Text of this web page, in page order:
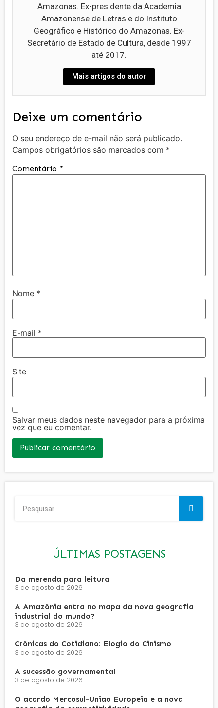
Amazonas. Ex-presidente da Academia
Amazonense de Letras e do Instituto
Geográfico e Histórico do Amazonas. Ex-
Secretário de Estado de Cultura, desde 1997
até 2017.
Mais artigos do autor
Deixe um comentário
O seu endereço de e-mail não será publicado.
Campos obrigatórios são marcados com *
Comentário *
Nome *
E-mail *
Site
Salvar meus dados neste navegador para a próxima
vez que eu comentar.
ÚLTIMAS POSTAGENS
Da merenda para leitura
3 de agosto de 2026
A Amazônia entra no mapa da nova geografia
industrial do mundo?
3 de agosto de 2026
Crônicas do Cotidiano: Elogio do Cinismo
3 de agosto de 2026
A sucessão governamental
3 de agosto de 2026
O acordo Mercosul-União Europeia e a nova